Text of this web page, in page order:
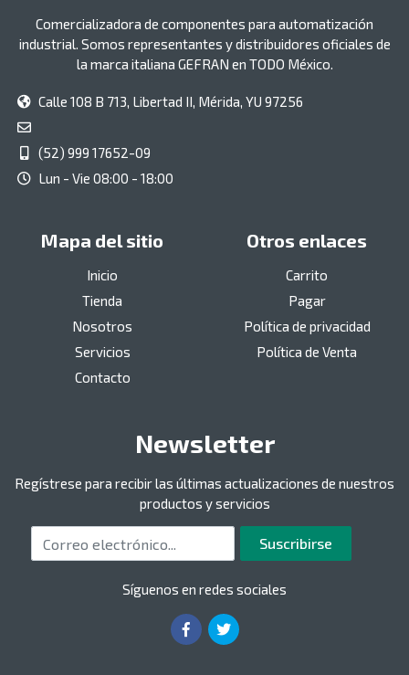
Comercializadora de componentes para automatización
industrial. Somos representantes y distribuidores oficiales de
la marca italiana GEFRAN en TODO México.
Calle 108 B 713, Libertad II, Mérida, YU 97256
(52) 999 17652-09
Lun - Vie 08:00 - 18:00
Mapa del sitio
Inicio
Tienda
Nosotros
Servicios
Contacto
Otros enlaces
Carrito
Pagar
Política de privacidad
Política de Venta
Newsletter
Regístrese para recibir las últimas actualizaciones de nuestros
productos y servicios
Correo electrónico Suscribirse
Síguenos en redes sociales